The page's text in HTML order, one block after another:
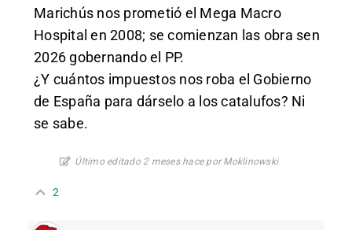
Marichús nos prometió el Mega Macro
Hospital en 2008; se comienzan las obra sen
2026 gobernando el PP.
¿Y cuántos impuestos nos roba el Gobierno
de España para dárselo a los catalufos? Ni
se sabe.
Último editado 2 meses hace por Moklinowski
2